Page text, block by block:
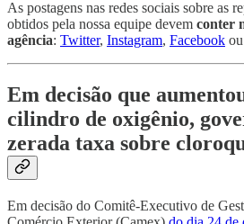
As postagens nas redes sociais sobre as
obtidos pela nossa equipe devem conter
agência: Twitter, Instagram, Facebook ou
Em decisão que
cilindro de oxigênio,
zerada taxa sobre
Em decisão do Comitê-Executivo de